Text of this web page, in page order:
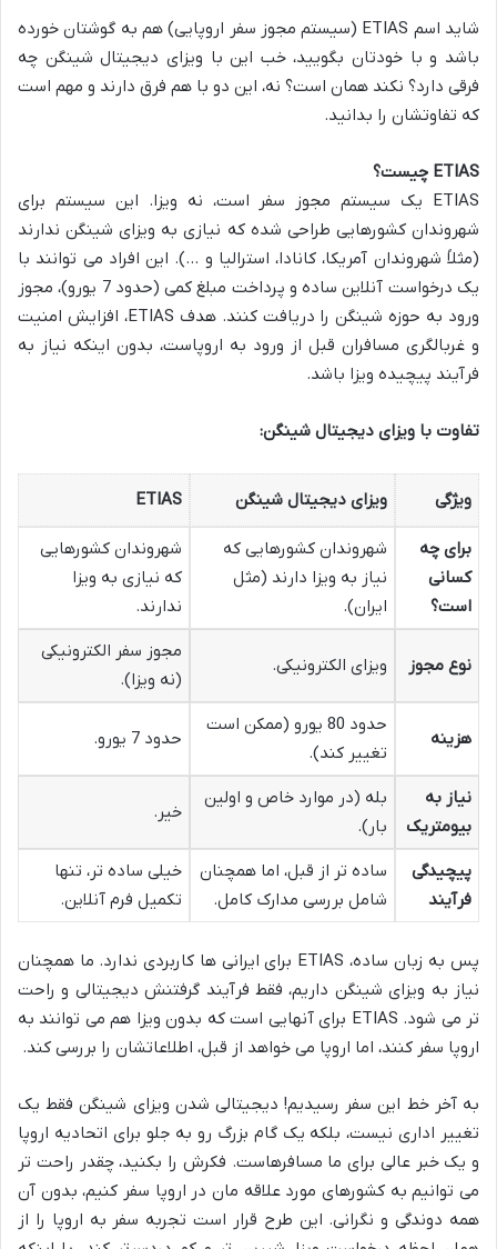
شاید اسم ETIAS (سیستم مجوز سفر اروپایی) هم به گوشتان خورده
باشد و با خودتان بگویید، خب این با ویزای دیجیتال شینگن چه
فرقی دارد؟ نکند همان است؟ نه، این دو با هم فرق دارند و مهم است
که تفاوتشان را بدانید.
ETIAS چیست؟
ETIAS یک سیستم مجوز سفر است، نه ویزا. این سیستم برای
شهروندان کشورهایی طراحی شده که نیازی به ویزای شینگن ندارند
(مثلاً شهروندان آمریکا، کانادا، استرالیا و …). این افراد می توانند با
یک درخواست آنلاین ساده و پرداخت مبلغ کمی (حدود 7 یورو)، مجوز
ورود به حوزه شینگن را دریافت کنند. هدف ETIAS، افزایش امنیت
و غربالگری مسافران قبل از ورود به اروپاست، بدون اینکه نیاز به
فرآیند پیچیده ویزا باشد.
تفاوت با ویزای دیجیتال شینگن:
ویژگی ویزای دیجیتال شینگن ETIAS
برای چه
کسانی
است؟
شهروندان کشورهایی که
نیاز به ویزا دارند (مثل
ایران).
شهروندان کشورهایی
که نیازی به ویزا
ندارند.
نوع مجوز ویزای الکترونیکی.
مجوز سفر الکترونیکی
(نه ویزا).
هزینه
حدود 80 یورو (ممکن است
تغییر کند).
حدود 7 یورو.
نیاز به
بیومتریک
بله (در موارد خاص و اولین
بار).
خیر.
پیچیدگی
فرآیند
ساده تر از قبل، اما همچنان
شامل بررسی مدارک کامل.
خیلی ساده تر، تنها
تکمیل فرم آنلاین.
پس به زبان ساده، ETIAS برای ایرانی ها کاربردی ندارد. ما همچنان
نیاز به ویزای شینگن داریم، فقط فرآیند گرفتنش دیجیتالی و راحت
تر می شود. ETIAS برای آنهایی است که بدون ویزا هم می توانند به
اروپا سفر کنند، اما اروپا می خواهد از قبل، اطلاعاتشان را بررسی کند.
به آخر خط این سفر رسیدیم! دیجیتالی شدن ویزای شینگن فقط یک
تغییر اداری نیست، بلکه یک گام بزرگ رو به جلو برای اتحادیه اروپا
و یک خبر عالی برای ما مسافرهاست. فکرش را بکنید، چقدر راحت تر
می توانیم به کشورهای مورد علاقه مان در اروپا سفر کنیم، بدون آن
همه دوندگی و نگرانی. این طرح قرار است تجربه سفر به اروپا را از